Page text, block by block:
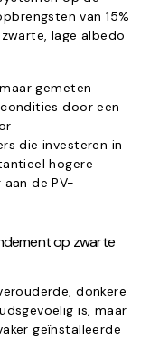
van 15%
lage albedo
gemeten
door een
die investeren in
hogere
de PV-
op zwarte
donkere
is, maar
geïnstalleerde